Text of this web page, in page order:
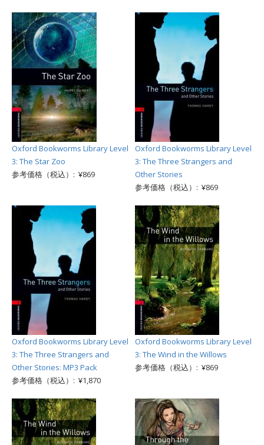
Oxford Bookworms Library Level
3: The Star Zoo
参考価格（税込）: ¥869
Oxford Bookworms Library Level
3: The Three Strangers and
Other Stories
参考価格（税込）: ¥869
Oxford Bookworms Library Level
3: The Three Strangers and
Other Stories: MP3 Pack
参考価格（税込）: ¥1,870
Oxford Bookworms Library Level
3: The Wind in the Willows
参考価格（税込）: ¥869